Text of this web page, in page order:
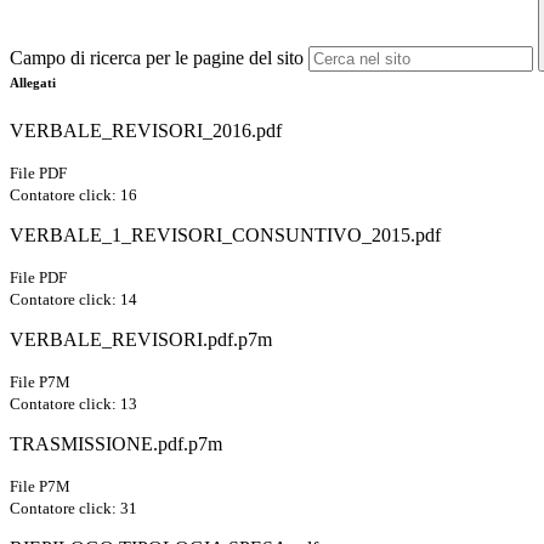
Campo di ricerca per le pagine del sito
Allegati
VERBALE_REVISORI_2016.pdf
File PDF
Contatore click: 16
VERBALE_1_REVISORI_CONSUNTIVO_2015.pdf
File PDF
Contatore click: 14
VERBALE_REVISORI.pdf.p7m
File P7M
Contatore click: 13
TRASMISSIONE.pdf.p7m
File P7M
Contatore click: 31